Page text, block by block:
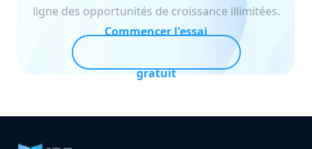
ligne des opportunités de croissance illimitées.
Commencer l'essai
gratuit